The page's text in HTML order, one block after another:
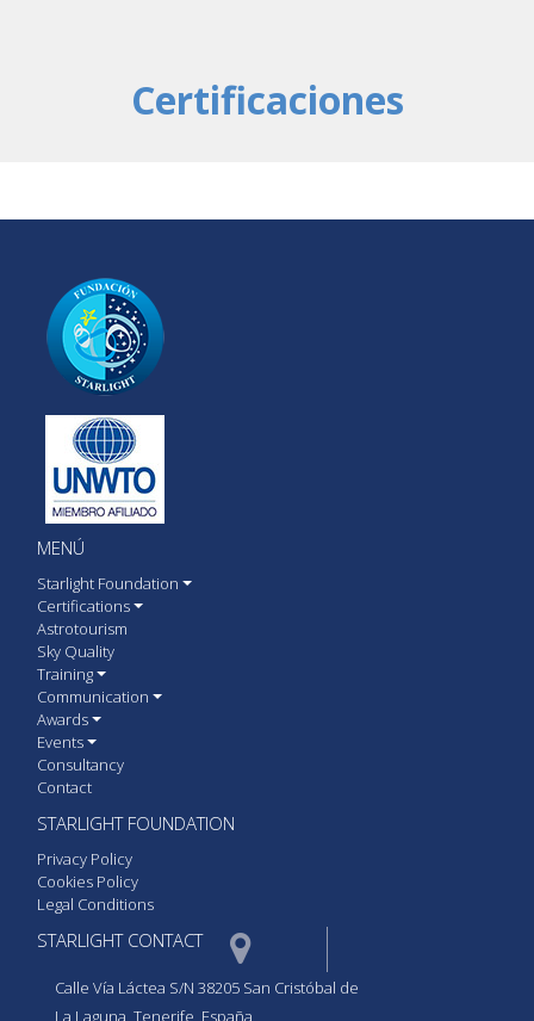
Certificaciones
MENÚ
Starlight Foundation
Certifications
Astrotourism
Sky Quality
Training
Communication
Awards
Events
Consultancy
Contact
STARLIGHT FOUNDATION
Privacy Policy
Cookies Policy
Legal Conditions
STARLIGHT CONTACT
Calle Vía Láctea S/N 38205 San Cristóbal de
La Laguna, Tenerife, España